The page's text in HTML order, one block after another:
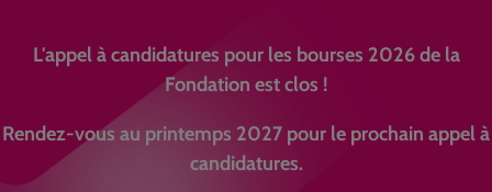
L'appel à candidatures pour les bourses 2026 de la
Fondation est clos !
Rendez-vous au printemps 2027 pour le prochain appel à
candidatures.